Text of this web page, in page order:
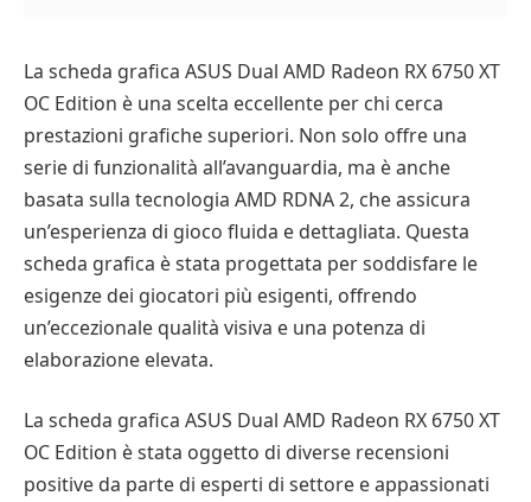
La scheda grafica ASUS Dual AMD Radeon RX 6750 XT
OC Edition è una scelta eccellente per chi cerca
prestazioni grafiche superiori. Non solo offre una
serie di funzionalità all’avanguardia, ma è anche
basata sulla tecnologia AMD RDNA 2, che assicura
un’esperienza di gioco fluida e dettagliata. Questa
scheda grafica è stata progettata per soddisfare le
esigenze dei giocatori più esigenti, offrendo
un’eccezionale qualità visiva e una potenza di
elaborazione elevata.
La scheda grafica ASUS Dual AMD Radeon RX 6750 XT
OC Edition è stata oggetto di diverse recensioni
positive da parte di esperti di settore e appassionati